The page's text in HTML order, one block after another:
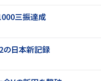
三振達成
の日本新記録